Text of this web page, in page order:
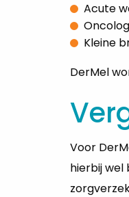
Acute
Kleine
DerMel
Voor
hierbij